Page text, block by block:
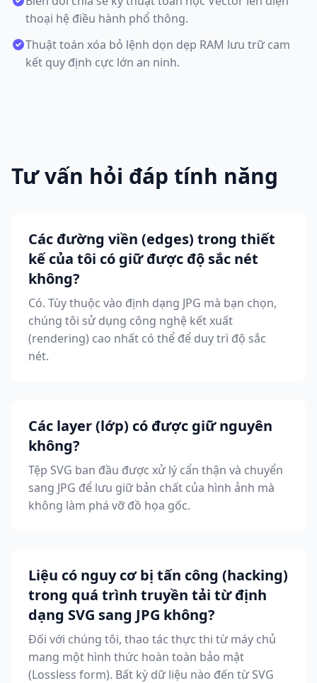
thoại hệ điều hành phổ thông.
Thuật toán xóa bỏ lệnh dọn dẹp RAM lưu trữ cam
kết quy định cực lớn an ninh.
Tư vấn hỏi đáp tính năng
Các đường viền (edges) trong thiết
kế của tôi có giữ được độ sắc nét
không?
Có. Tùy thuộc vào định dạng JPG mà bạn chọn,
chúng tôi sử dụng công nghệ kết xuất
(rendering) cao nhất có thể để duy trì độ sắc
nét.
Các layer (lớp) có được giữ nguyên
không?
Tệp SVG ban đầu được xử lý cẩn thận và chuyển
sang JPG để lưu giữ bản chất của hình ảnh mà
không làm phá vỡ đồ họa gốc.
Liệu có nguy cơ bị tấn công (hacking)
trong quá trình truyền tải từ định
dạng SVG sang JPG không?
Đối với chúng tôi, thao tác thực thi từ máy chủ
mang một hình thức hoàn toàn bảo mật
(Lossless form). Bất kỳ dữ liệu nào đến từ SVG